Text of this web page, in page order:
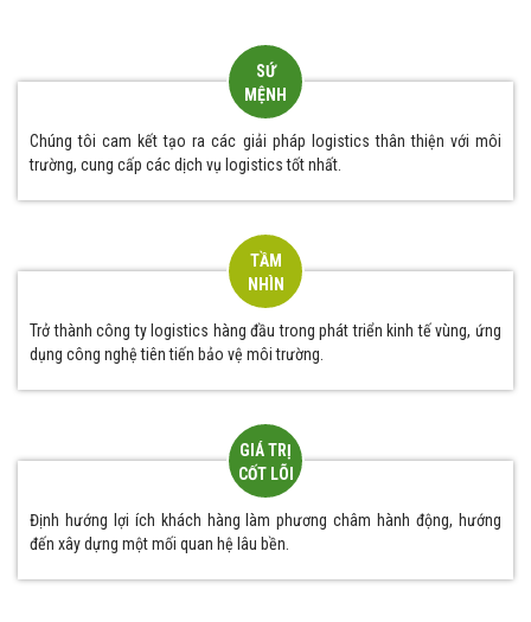
SỨ
MỆNH
Chúng tôi cam kết tạo ra các giải pháp logistics thân thiện với môi
trường, cung cấp các dịch vụ logistics tốt nhất.
TẦM
NHÌN
Trở thành công ty logistics hàng đầu trong phát triển kinh tế vùng, ứng
dụng công nghệ tiên tiến bảo vệ môi trường.
GIÁ TRỊ
CỐT LÕI
Định hướng lợi ích khách hàng làm phương châm hành động, hướng
đến xây dựng một mối quan hệ lâu bền.